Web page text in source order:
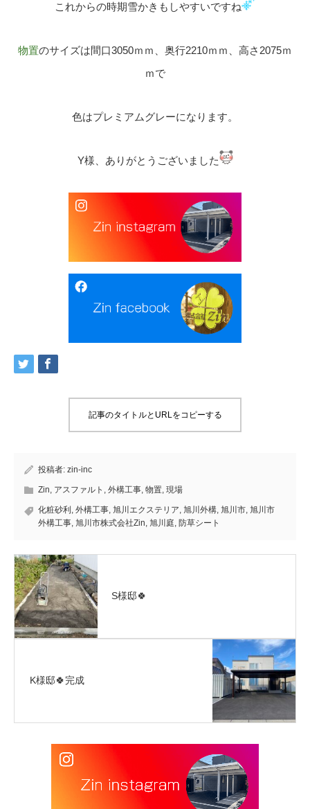
これからの時期雪かきもしやすいですね
物置のサイズは間口3050ｍｍ、奥行2210ｍｍ、高さ2075ｍ
ｍで
色はプレミアムグレーになります。
Y様、ありがとうございました
記事のタイトルとURLをコピーする
投稿者: zin-inc
Zin, アスファルト , 外構工事, 物置, 現場
化粧砂利 , 外構工事, 旭川エクステリア, 旭川外構, 旭川市, 旭川市
外構工事, 旭川市株式会社Zin, 旭川庭, 防草シート
S様邸🍀
K様邸🍀完成